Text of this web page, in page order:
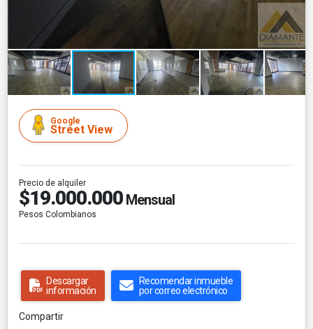
Google
Street View
Precio de alquiler
$19.000.000 Mensual
Pesos Colombianos
Descargar
información
Recomendar inmueble
por correo electrónico
Compartir